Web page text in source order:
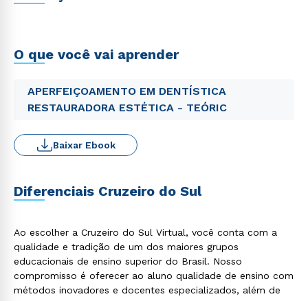
O que você vai aprender
APERFEIÇOAMENTO EM DENTÍSTICA
RESTAURADORA ESTÉTICA - TEÓRIC
Baixar Ebook
Diferenciais Cruzeiro do Sul
Ao escolher a Cruzeiro do Sul Virtual, você conta com a
qualidade e tradição de um dos maiores grupos
educacionais de ensino superior do Brasil. Nosso
compromisso é oferecer ao aluno qualidade de ensino com
métodos inovadores e docentes especializados, além de